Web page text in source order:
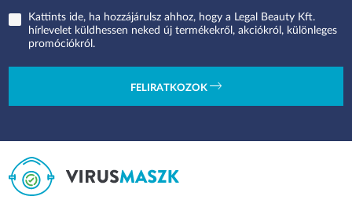
Kattints ide, ha hozzájárulsz ahhoz, hogy a Legal Beauty Kft.
hírlevelet küldhessen neked új termékekről, akciókról, különleges
promóciókról.
FELIRATKOZOK